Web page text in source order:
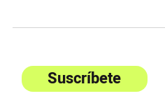
Suscríbete